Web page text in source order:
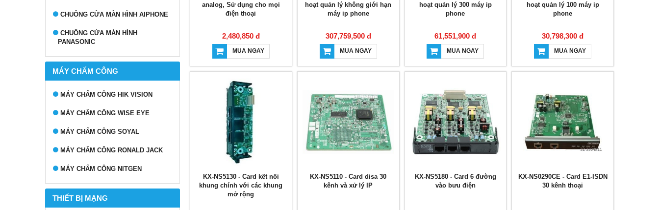
CHUÔNG CỬA MÀN HÌNH AIPHONE
CHUÔNG CỬA MÀN HÌNH
PANASONIC
MÁY CHẤM CÔNG
MÁY CHẤM CÔNG HIK VISION
MÁY CHẤM CÔNG WISE EYE
MÁY CHẤM CÔNG SOYAL
MÁY CHẤM CÔNG RONALD JACK
MÁY CHẤM CÔNG NITGEN
THIẾT BỊ MẠNG
analog, Sử dụng cho mọi
điện thoại
2,480,850 đ
MUA NGAY
hoạt quản lý không giới hạn
máy ip phone
307,759,500 đ
MUA NGAY
hoạt quản lý 300 máy ip
phone
61,551,900 đ
MUA NGAY
hoạt quản lý 100 máy ip
phone
30,798,300 đ
MUA NGAY
KX-NS5130 - Card kết nối
khung chính với các khung
mở rộng
KX-NS5110 - Card disa 30
kênh và xử lý IP
KX-NS5180 - Card 6 đường
vào bưu điện
KX-NS0290CE - Card E1-ISDN
30 kênh thoại